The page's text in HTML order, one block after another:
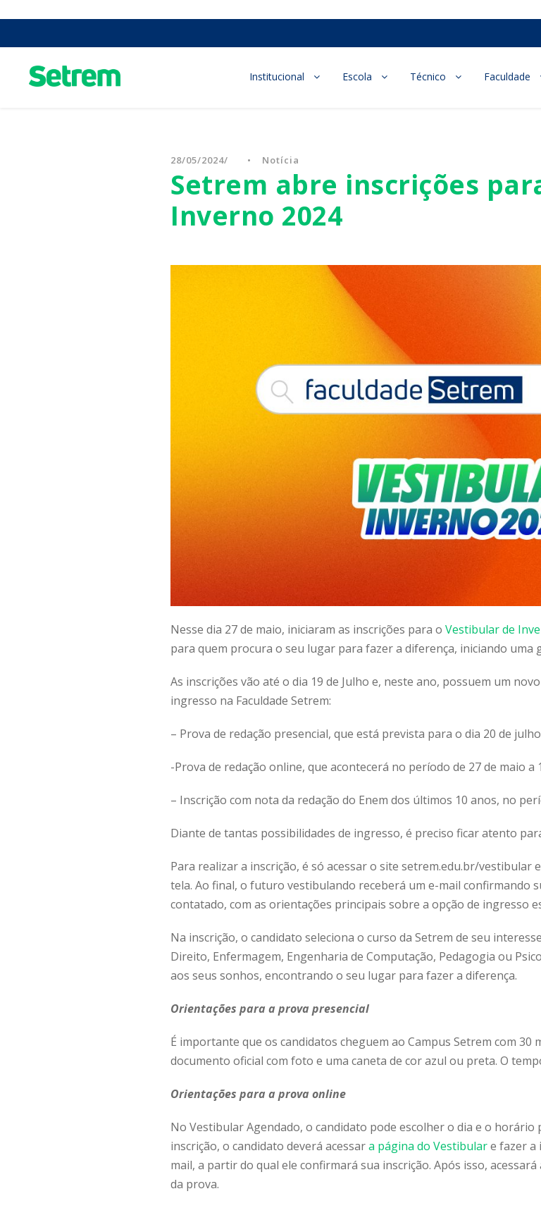
Institucional Escola Técnico Faculdade
28/05/2024 • Notícia
Setrem abre inscrições
Inverno 2024
Nesse dia 27 de maio, iniciaram as inscrições para o Vestibular de
para quem procura o seu lugar para fazer a diferença, iniciando uma
As inscrições vão até o dia 19 de Julho e, neste ano, possuem um
ingresso na Faculdade Setrem:
– Prova de redação presencial, que está prevista para o dia 20 de
-Prova de redação online, que acontecerá no período de 27 de maio a
– Inscrição com nota da redação do Enem dos últimos 10 anos, no
Diante de tantas possibilidades de ingresso, é preciso ficar atento
Para realizar a inscrição, é só acessar o site setrem.edu.br/vestibular
tela. Ao final, o futuro vestibulando receberá um e-mail confirmando
contatado, com as orientações principais sobre a opção de ingresso
Na inscrição, o candidato seleciona o curso da Setrem de seu
Direito, Enfermagem, Engenharia de Computação, Pedagogia ou
aos seus sonhos, encontrando o seu lugar para fazer a diferença.
Orientações para a prova presencial
É importante que os candidatos cheguem ao Campus Setrem com
documento oficial com foto e uma caneta de cor azul ou preta. O
Orientações para a prova online
No Vestibular Agendado, o candidato pode escolher o dia e o
inscrição, o candidato deverá acessara página do Vestibulare fazer a
mail, a partir do qual ele confirmará sua inscrição. Após isso,
da prova.